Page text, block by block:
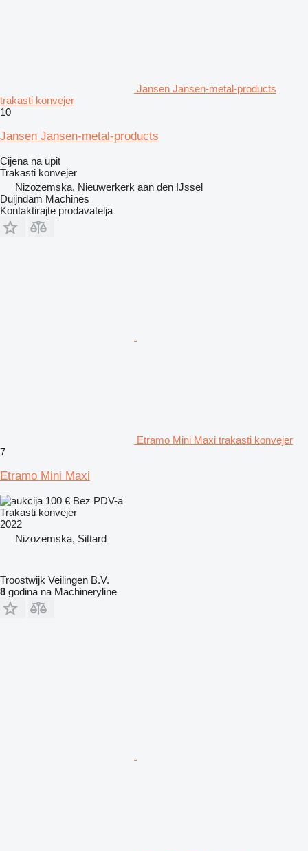
Jansen Jansen-metal-products
trakasti konvejer
10
Jansen Jansen-metal-products
Cijena na upit
Trakasti konvejer
Nizozemska, Nieuwerkerk aan den IJssel
Duijndam Machines
Kontaktirajte prodavatelja
Etramo Mini Maxi trakasti konvejer
7
Etramo Mini Maxi
100 € Bez PDV-a
Trakasti konvejer
2022
Nizozemska, Sittard
Troostwijk Veilingen B.V.
8 godina na Machineryline